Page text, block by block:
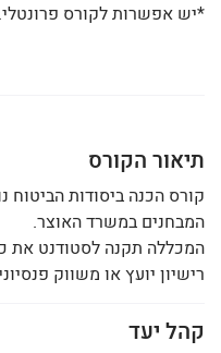
*יש אפשרות לקורס פרונטלי.
תיאור הקורס
קורס הכנה ביסודות
המבחנים במשרד האוצר.
המכללה תקנה לסטודנט את
רישיון יועץ או משווק
קהל יעד